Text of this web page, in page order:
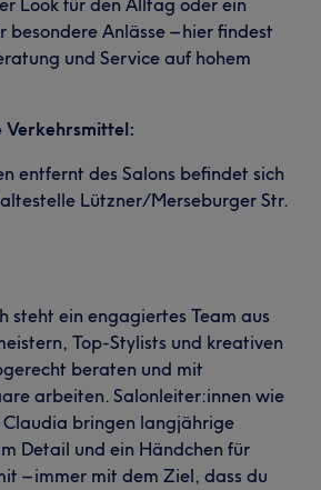
Look für den Alltag oder ein
besondere Anlässe – hier findest
und Service auf hohem
Verkehrsmittel:
entfernt des Salons befindet sich
Lützner/Merseburger Str.
steht ein engagiertes Team aus
Top-Stylists und kreativen
beraten und mit
arbeiten. Salonleiter:innen wie
Claudia bringen langjährige
Detail und ein Händchen für
– immer mit dem Ziel, dass du